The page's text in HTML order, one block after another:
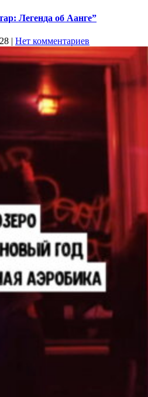
Легенда об Аанге”
| Нет комментариев